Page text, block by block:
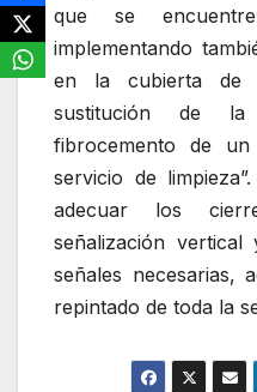
que se
implementando
en la cubierta de
sustitución de
fibrocemento de
servicio de
adecuar los
señalización
señales necesarias,
repintado de toda la